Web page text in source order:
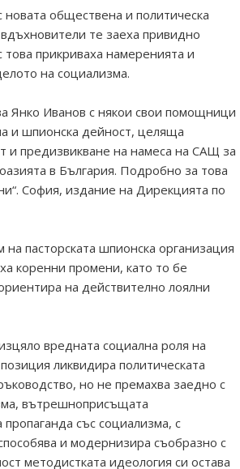
новата обществена и политическа
те заеха привидно
прикриваха намеренията и
на социализма.
Янко Иванов с някои свои помощници
и шпионска дейност, целяща
и предизвикване на намеса на САЩ за
в България. Подробно за това
София, издание на Дирекцията по
пасторската шпионска организация
коренни промени, като то бе
на действително лоялни
вредната социална роля на
ликвидира политическата
но не премахва заедно с
вътрешноприсъщата
със социализма, с
и модернизира съобразно с
методистката идеология си остава